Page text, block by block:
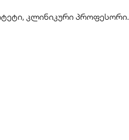
კლინიკური პროფესორი.